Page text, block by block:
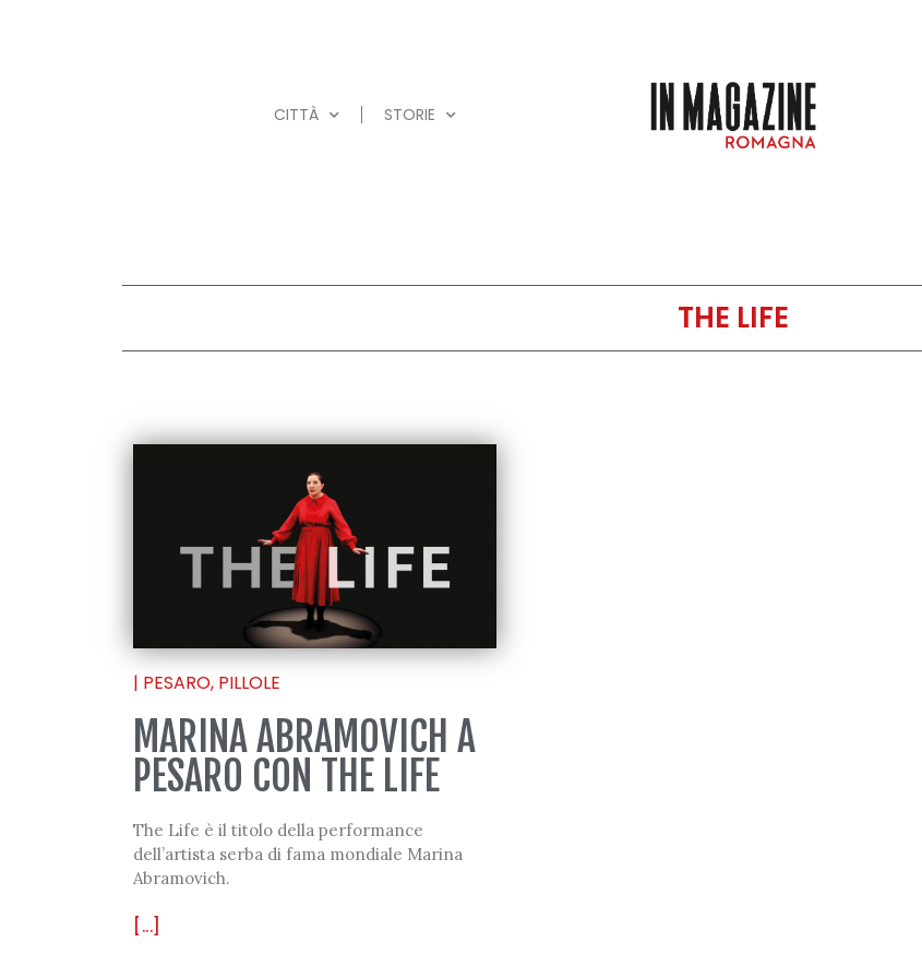
CITTÀ STORIE
THE LIFE
| PESARO, PILLOLE
MARINA ABRAMOVICH A
PESARO CON THE LIFE
The Life è il titolo della performance
dell’artista serba di fama mondiale Marina
Abramovich.
[...]